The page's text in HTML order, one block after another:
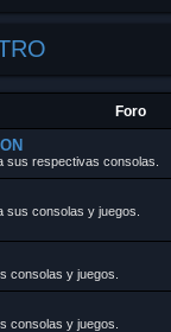
Foro
sus respectivas consolas.
sus consolas y juegos.
consolas y juegos.
consolas y juegos.